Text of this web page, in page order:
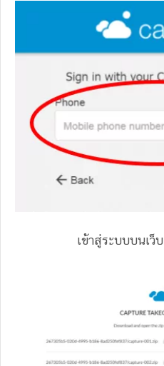
เข้าสู่ระบบบนเว็บ